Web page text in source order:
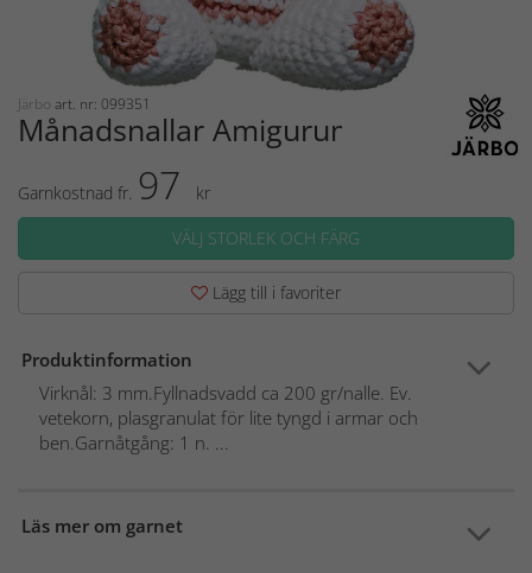
Järbo art. nr: 099351
Månadsnallar Amigurumi
Garnkostnad fr. 97
kr
VÄLJ STORLEK OCH FÄRG
Lägg till i favoriter
Produktinformation
Virknål: 3 mm.Fyllnadsvadd ca 200 gr/nalle. Ev.
vetekorn, plasgranulat för lite tyngd i armar och
ben.Garnåtgång: 1 n. ...
Läs mer om garnet